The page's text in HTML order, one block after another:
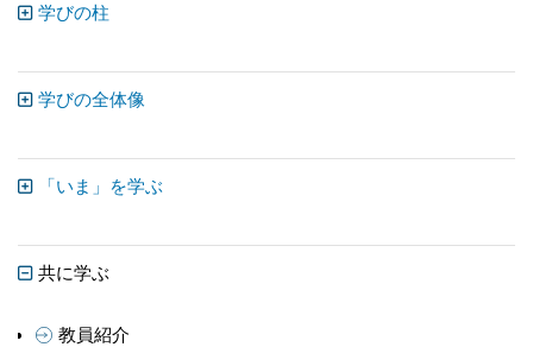
学びの柱
学びの全体像
「いま」を学ぶ
共に学ぶ
教員紹介